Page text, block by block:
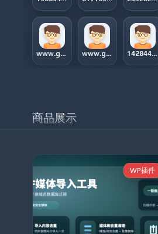
www.gwpe14gpw9e.com - 234 423 rub www.gwpe1gpw9e.com - 234 423 rub 14284421
1515262169
1208168225 759058706 1014835468
商品展示
WP插件